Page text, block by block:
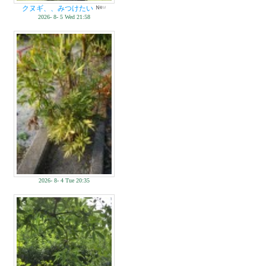
クヌギ、、みつけたい
2026- 8- 5 Wed 21:58
2026- 8- 4 Tue 20:35